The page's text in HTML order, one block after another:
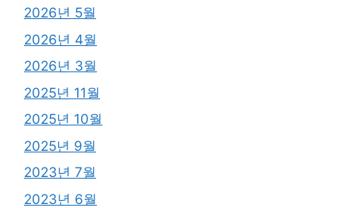
2026년 5월
2026년 4월
2026년 3월
2025년 11월
2025년 10월
2025년 9월
2023년 7월
2023년 6월